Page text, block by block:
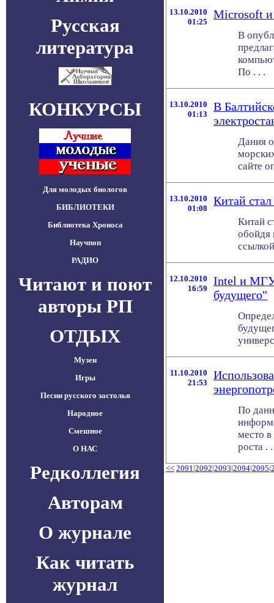
Русская
литература
КОНКУРСЫ
Для молодых биологов
БИБЛИОТЕКИ
Библиотека Хроноса
Научпоп
РАДИО
Читают и поют
авторы РП
ОТДЫХ
Музеи
Игры
Песни русского застолья
Народное
Смешное
О НАС
Редколлегия
Авторам
О журнале
Как читать
журнал
13.10.2010
01:25
Microsoft и
В
По . . .
13.10.2010
01:13
В
Дания
сайте
13.10.2010
01:08
Китай
Китай
обойдя
12.10.2010
16:59
Intel и МГУ
будущего"
11.10.2010
21:53
По
место
роста .
<< 2091|2092|2093|2094|2095|